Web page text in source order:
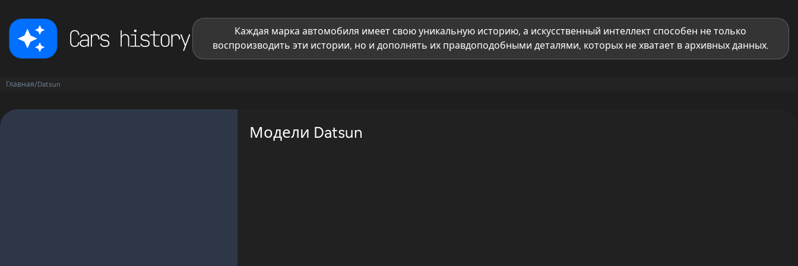
Каждая марка автомобиля имеет свою уникальную историю, а искусственный интеллект способен не только
воспроизводить эти истории, но и дополнять их правдоподобными деталями, которых не хватает в архивных данных.
Главная/Datsun
Модели Datsun